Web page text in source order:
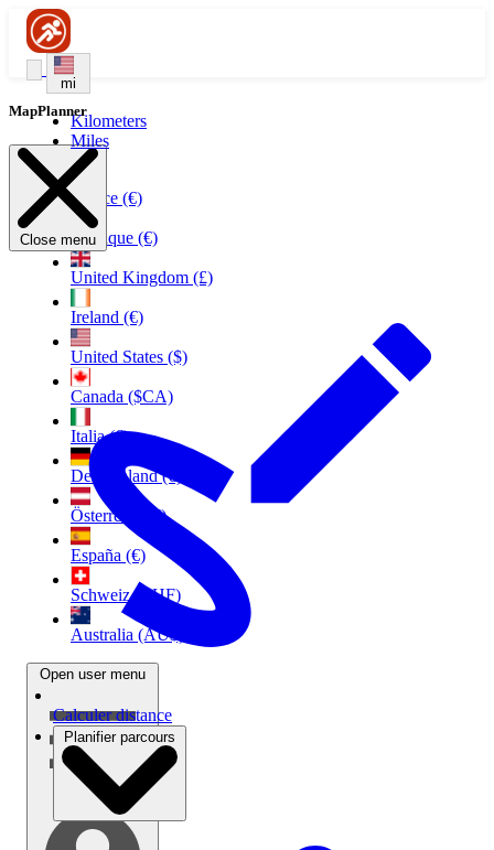
mi
Kilometers
Miles
France (€)
Belgique (€)
United Kingdom (£)
Ireland (€)
United States ($)
Canada ($CA)
Italia (€)
Deutschland (€)
Österreich (€)
España (€)
Schweiz (CHF)
Australia (AU$)
Open user menu
MapPlanner
Close menu
Calculer distance
Planifier parcours